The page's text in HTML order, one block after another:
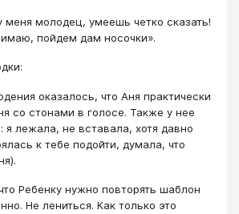
меня молодец, умеешь четко сказать!
пойдем дам носочки».
оказалось, что Аня практически
со стонами в голосе. Также у нее
я лежала, не вставала, хотя давно
к тебе подойти, думала, что
Ребенку нужно повторять шаблон
Не лениться. Как только это